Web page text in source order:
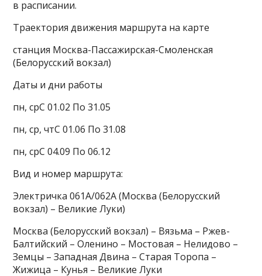
в расписании.
Траектория движения маршрута на карте
станция Москва-Пассажирская-Смоленская
(Белорусский вокзал)
Даты и дни работы
пн, срС 01.02 По 31.05
пн, ср, чтС 01.06 По 31.08
пн, срС 04.09 По 06.12
Вид и номер маршрута:
Электричка 061А/062А (Москва (Белорусский
вокзал) – Великие Луки)
Москва (Белорусский вокзал) – Вязьма – Ржев-
Балтийский – Оленино – Мостовая – Нелидово –
Земцы – Западная Двина – Старая Торопа –
Жижица – Кунья – Великие Луки